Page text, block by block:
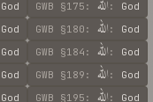
God GWB §175 : الله : God
God GWB §180 : الله : God
God GWB §184 : الله : God
God GWB §189 : الله : God
God GWB §195 : : God